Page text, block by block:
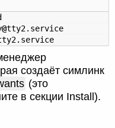
@tty2.service
создаёт симлинк
(это
в секции Install).